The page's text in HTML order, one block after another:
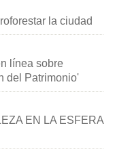
la ciudad
línea sobre
del Patrimonio'
EN LA ESFERA